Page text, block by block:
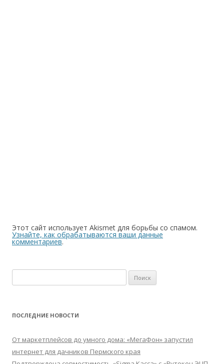
Этот сайт использует Akismet для борьбы со спамом.
Узнайте, как обрабатываются ваши данные
комментариев.
ПОСЛЕДНИЕ НОВОСТИ
От маркетплейсов до умного дома: «МегаФон» запустил
интернет для дачников Пермского края